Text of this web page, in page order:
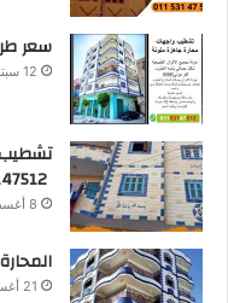
سعر طن
12 سبتمبر، 2023
تشطيب
8 أغسطس، 2023
المحارة
21 أغسطس، 2023